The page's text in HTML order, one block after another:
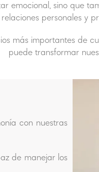
emocional, sino que
relaciones personales y
más importantes de
puede transformar
con nuestras
de manejar los